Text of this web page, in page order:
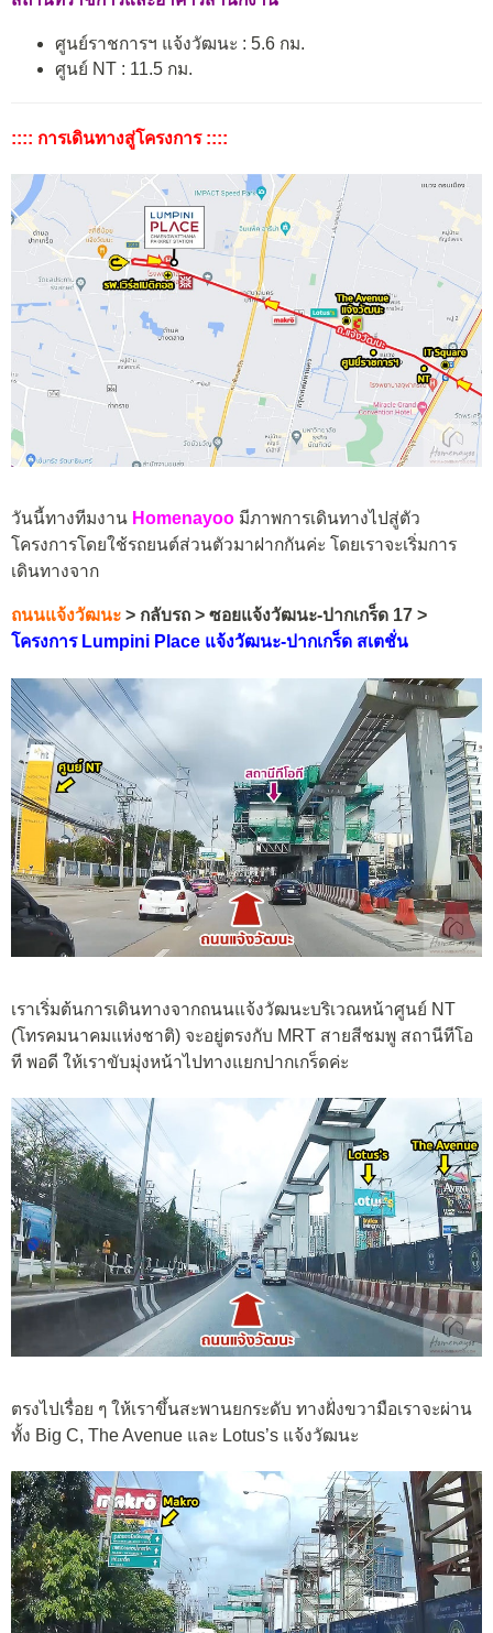
ศูนย์ราชการฯ แจ้งวัฒนะ : 5.6 กม.
ศูนย์ NT : 11.5 กม.
:::: การเดินทางสู่โครงการ ::::
วันนี้ทางทีมงาน Homenayoo มีภาพการเดินทางไปสู่ตัว
โครงการโดยใช้รถยนต์ส่วนตัวมาฝากกันค่ะ โดยเราจะเริ่มการ
เดินทางจาก
ถนนแจ้งวัฒนะ > กลับรถ > ซอยแจ้งวัฒนะ-ปากเกร็ด 17 >
โครงการ Lumpini Place แจ้งวัฒนะ-ปากเกร็ด สเตชั่น
เราเริ่มต้นการเดินทางจากถนนแจ้งวัฒนะบริเวณหน้าศูนย์ NT
(โทรคมนาคมแห่งชาติ) จะอยู่ตรงกับ MRT สายสีชมพู สถานีทีโอ
ที พอดี ให้เราขับมุ่งหน้าไปทางแยกปากเกร็ดค่ะ
ตรงไปเรื่อย ๆ ให้เราขึ้นสะพานยกระดับ ทางฝั่งขวามือเราจะผ่าน
ทั้ง Big C, The Avenue และ Lotus’s แจ้งวัฒนะ